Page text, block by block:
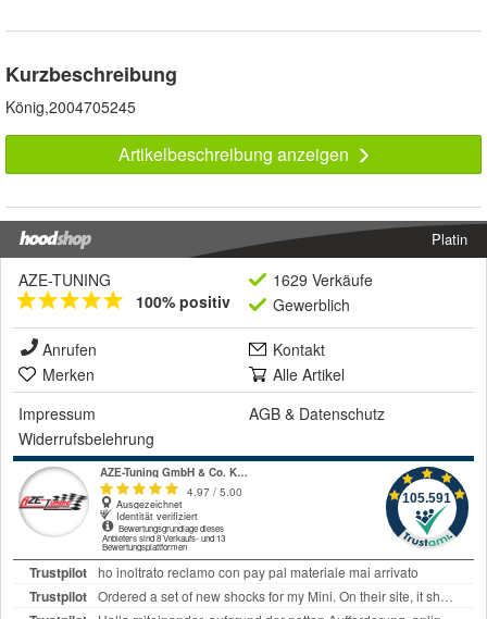
Kurzbeschreibung
König,2004705245
Artikelbeschreibung anzeigen
Platin
AZE-TUNING
100% positiv
1629 Verkäufe
Gewerblich
Anrufen
Kontakt
Merken
Alle Artikel
Impressum
AGB & Datenschutz
Widerrufsbelehrung